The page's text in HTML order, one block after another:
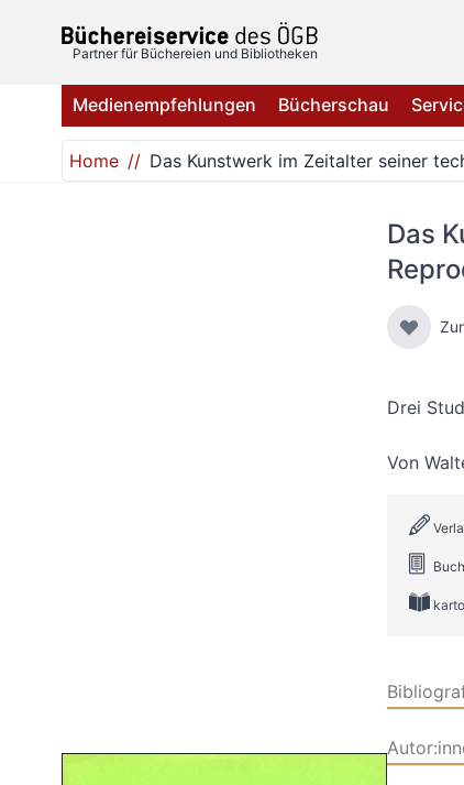
Partner für Büchereien und Bibliotheken
Medienempfehlungen Bücherschau
Home Das Kunstwerk im Zeitalter seiner
Das
Drei
Von
Buch